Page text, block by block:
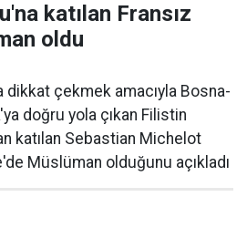
katılan Fransız
oldu
dikkat çekmek amacıyla Bosna-
doğru yola çıkan Filistin
katılan Sebastian Michelot
Müslüman olduğunu açıkladı